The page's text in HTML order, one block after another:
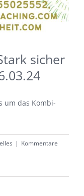
sicher
um das Kombi-
| Kommentare